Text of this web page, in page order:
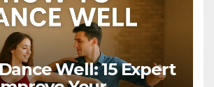
Well: 15 Expert